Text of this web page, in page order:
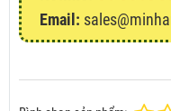
Email: